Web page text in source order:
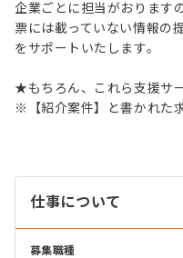
企業ごとに担当がおります
票には載っていない情報の
をサポートいたします。
★もちろん、これら支援サ
※【紹介案件】と書かれた
仕事について
募集職種